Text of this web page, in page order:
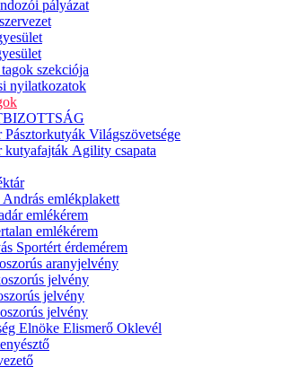
pályázat
szekciója
nyilatkozatok
Pásztorkutyák Világszövetsége
kutyafajták Agility csapata
emlékplakett
emlékérem
emlékérem
Sportért érdemérem
aranyjelvény
jelvény
jelvény
jelvény
Elnöke Elismerő Oklevél